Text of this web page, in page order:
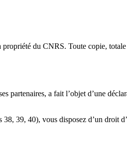
du CNRS. Toute copie,
partenaires, a fait l’objet d’une
39, 40), vous disposez d’un droit